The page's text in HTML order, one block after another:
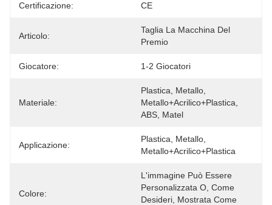
Certificazione: CE
Articolo:
Taglia La Macchina Del
Premio
Giocatore: 1-2 Giocatori
Materiale:
Plastica, Metallo,
Metallo+acrilico+plastica,
ABS, Matel
Applicazione:
Plastica, Metallo,
Metallo+acrilico+plastica
Colore:
L'immagine Può Essere
Personalizzata O, Come
Desideri, Mostrata Come